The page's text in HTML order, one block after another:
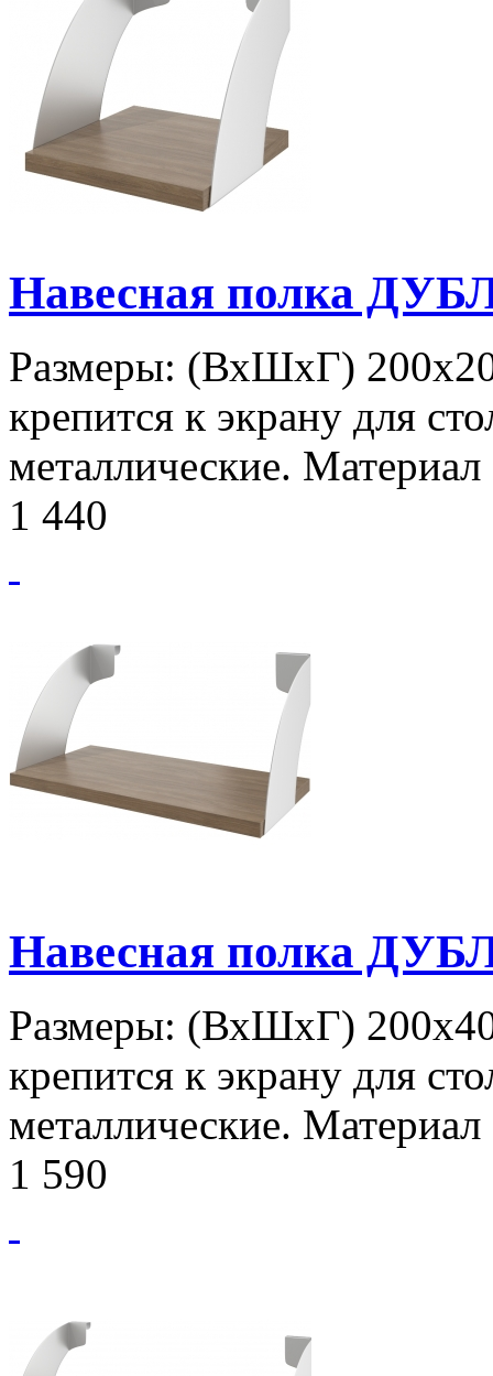
Навесная полка
Размеры: (ВхШхГ)
крепится к экрану для
металлические.
1 440
Навесная полка
Размеры: (ВхШхГ)
крепится к экрану для
металлические.
1 590